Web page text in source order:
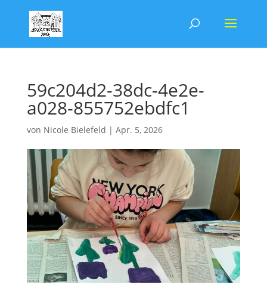
59c204d2-38dc-4e2e-
a028-855752ebdfc1
von Nicole Bielefeld | Apr. 5, 2026